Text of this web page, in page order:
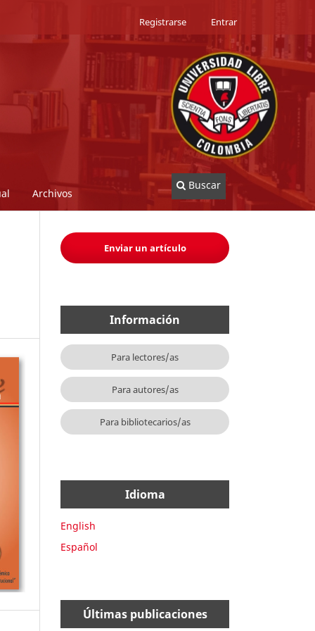
Archivos
Buscar
Registrarse Entrar
Enviar un artículo
Información
Para lectores/as
Para autores/as
Para bibliotecarios/as
Idioma
English
Español
Últimas publicaciones